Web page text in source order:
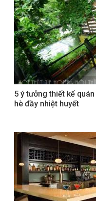
5 ý tưởng thiết kế
hè đầy nhiệt huyết